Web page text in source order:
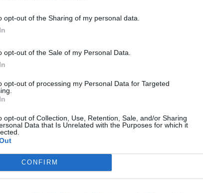
opt-out of the Sharing of my personal data.
opt-out of the Sale of my Personal Data.
opt-out of processing my Personal Data for Targeted
opt-out of Collection, Use, Retention, Sale, and/or Sharing
Data that Is Unrelated with the Purposes for which it
CONFIRM
Ukraińcami (a piszą to w konkretnym wołyńskim
całej społeczności, w tym kobiet, dzieci i starców,
przyczyn, skali i dokonać po prostu kwalifikacji
należą. Jeżeli szukać analogicznych przykładów takiego
skrzydła niemieckiej AfD, mówi o
nawet większych krzywd od narodów, które